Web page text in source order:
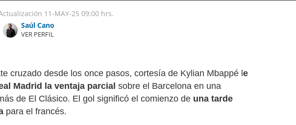
11-MAY-25 09:00 hrs.
Saúl Cano
VER PERFIL
cruzado desde los once pasos, cortesía de Kylian Mbappé l e
Madrid la ventaja parcial sobre el Barcelona en una
de El Clásico. El gol significó el comienzo de una tarde
para el francés.